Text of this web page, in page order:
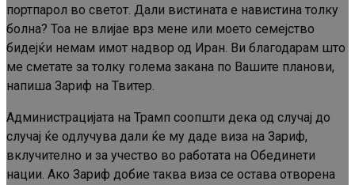
портпарол во светот. Дали вистината е навистина толку
болна? Тоа не влијае врз мене или моето семејство
бидејќи немам имот надвор од Иран. Ви благодарам што
ме сметате за толку голема закана по Вашите планови,
напиша Зариф на Твитер.
Администрацијата на Трамп соопшти дека од случај до
случај ќе одлучува дали ќе му даде виза на Зариф,
вклучително и за учество во работата на Обединети
нации. Ако Зариф добие таква виза се остава отворена